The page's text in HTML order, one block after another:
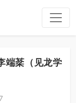
端棻（见龙学